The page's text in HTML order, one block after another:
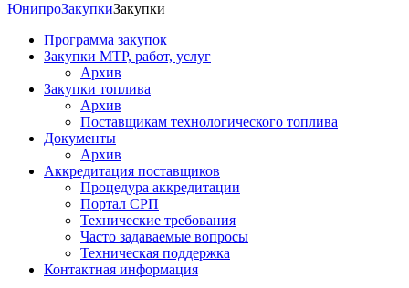
ЮнипроЗакупкиЗакупки
Программа закупок
Закупки МТР, работ, услуг
Архив
Закупки топлива
Архив
Поставщикам технологического топлива
Документы
Архив
Аккредитация поставщиков
Процедура аккредитации
Портал СРП
Технические требования
Часто задаваемые вопросы
Техническая поддержка
Контактная информация